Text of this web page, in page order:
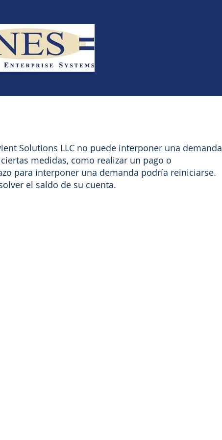
Solutions LLC no puede interponer una demanda
medidas, como realizar un pago o
para interponer una demanda podría reiniciarse.
el saldo de su cuenta.